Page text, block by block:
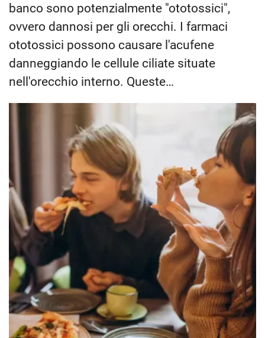
banco sono potenzialmente "ototossici",
ovvero dannosi per gli orecchi. I farmaci
ototossici possono causare l'acufene
danneggiando le cellule ciliate situate
nell'orecchio interno. Queste…